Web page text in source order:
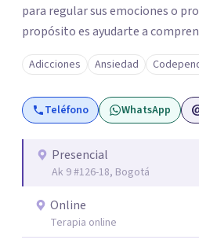
para regular sus emociones o
propósito es ayudarte a
esas conductas y desarrollar las
herramientas que se necesitan para transformar estas
conductas indeseadas. De la misma manera, trabajo de la
mano con el colegio para que
ser educadora, madre de un
retante y con 28 años de experiencia hace que entienda
la tranquilidad que si se puede.
Consciente por la Conscious
Adicciones Ansiedad
Teléfono WhatsApp
Presencial
Ak 9 #126-18, Bogotá
Online
Terapia online